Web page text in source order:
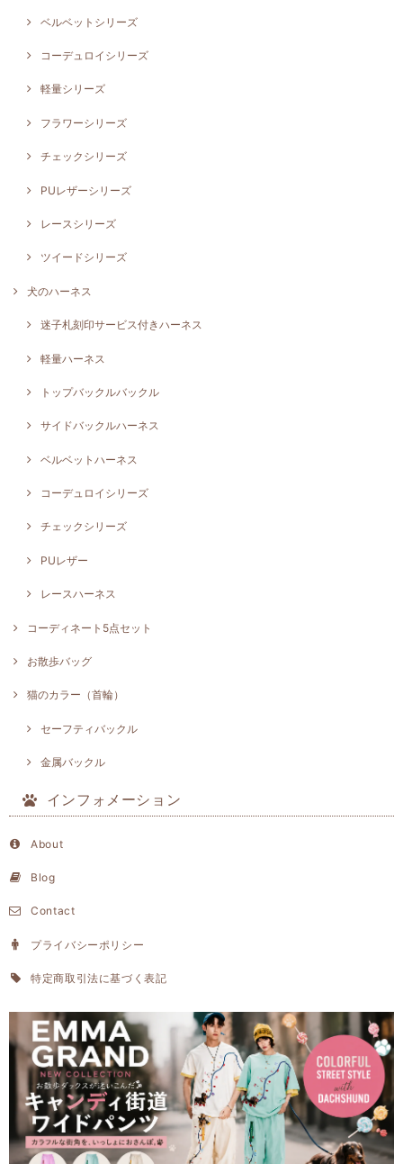
ベルベットシリーズ
コーデュロイシリーズ
軽量シリーズ
フラワーシリーズ
チェックシリーズ
PUレザーシリーズ
レースシリーズ
ツイードシリーズ
犬のハーネス
迷子札刻印サービス付きハーネス
軽量ハーネス
トップバックルバックル
サイドバックルハーネス
ベルベットハーネス
コーデュロイシリーズ
チェックシリーズ
PUレザー
レースハーネス
コーディネート5点セット
お散歩バッグ
猫のカラー（首輪）
セーフティバックル
金属バックル
インフォメーション
About
Blog
Contact
プライバシーポリシー
特定商取引法に基づく表記